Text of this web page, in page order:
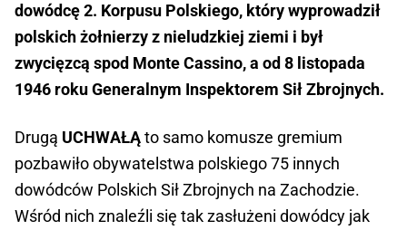
dowódcę 2. Korpusu Polskiego, który wyprowadził
polskich żołnierzy z nieludzkiej ziemi i był
zwycięzcą spod Monte Cassino, a od 8 listopada
1946 roku Generalnym Inspektorem Sił Zbrojnych.
Drugą UCHWAŁĄto samo komusze gremium
pozbawiło obywatelstwa polskiego 75 innych
dowódców Polskich Sił Zbrojnych na Zachodzie.
Wśród nich znaleźli się tak zasłużeni dowódcy jak